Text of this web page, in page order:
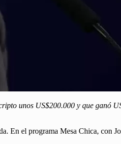
unos US$200.000 y que ganó
En el programa Mesa Chica, con